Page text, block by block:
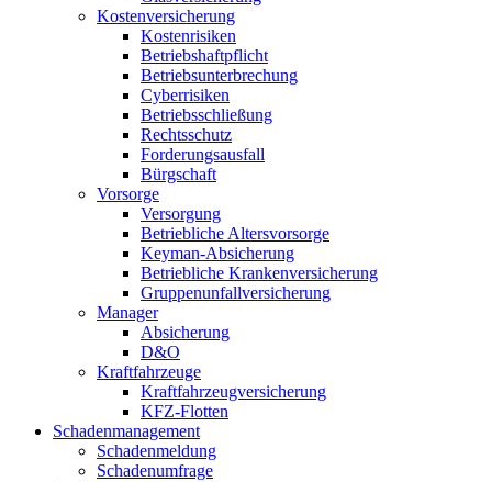
Kostenversicherung
Kostenrisiken
Betriebshaftpflicht
Betriebsunterbrechung
Cyberrisiken
Betriebsschließung
Rechtsschutz
Forderungsausfall
Bürgschaft
Vorsorge
Versorgung
Betriebliche Altersvorsorge
Keyman-Absicherung
Betriebliche Krankenversicherung
Gruppenunfallversicherung
Manager
Absicherung
D&O
Kraftfahrzeuge
Kraftfahrzeugversicherung
KFZ-Flotten
Schadenmanagement
Schadenmeldung
Schadenumfrage